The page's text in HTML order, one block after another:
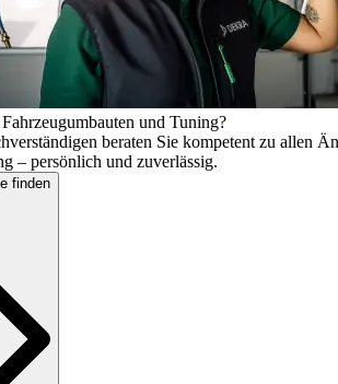
und Tuning?
beraten Sie kompetent zu allen
– persönlich und zuverlässig.
finden